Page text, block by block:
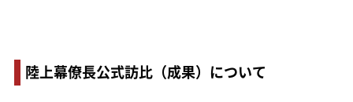
陸上幕僚長公式訪比（成果）について